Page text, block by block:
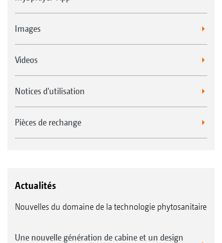
Images
Videos
Notices d'utilisation
Pièces de rechange
Actualités
Nouvelles du domaine de la technologie phytosanitaire
Une nouvelle génération de cabine et un design